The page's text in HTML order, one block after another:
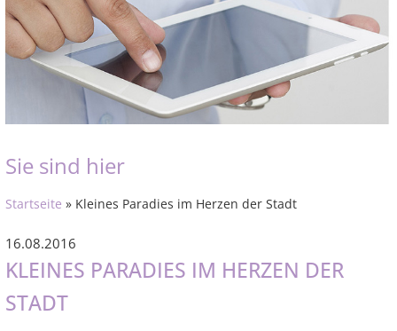
Sie sind hier
Startseite » Kleines Paradies im Herzen der Stadt
16.08.2016
KLEINES PARADIES IM HERZEN DER
STADT